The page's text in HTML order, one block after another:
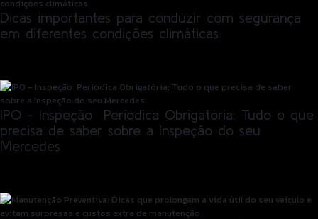
Dicas importantes para conduzir com segurança
em diferentes condições climáticas
IPO - Inspeção Periódica Obrigatória: Tudo o que
precisa de saber sobre a Inspeção do seu
Mercedes